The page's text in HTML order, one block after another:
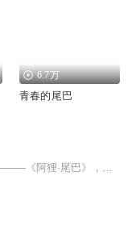
6.7万
青春的尾巴